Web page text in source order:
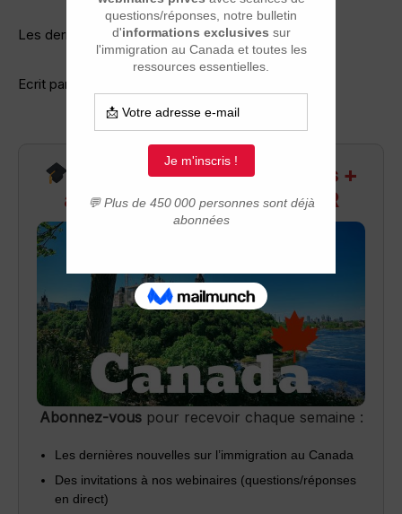
Les dernieres relevés bancaires
Ecrit par: hkarim10 10-01 à 10:02
Recevez infos exclusives +
accès aux webinaires Q&R
Abonnez-vouspour recevoir chaque semaine :
Les dernières nouvelles sur l’immigration au Canada
Des invitations à nos webinaires (questions/réponses
en direct)